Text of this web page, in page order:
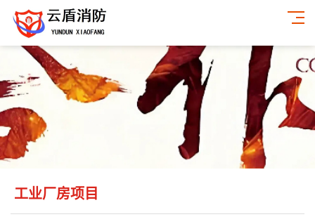
工业厂房项目